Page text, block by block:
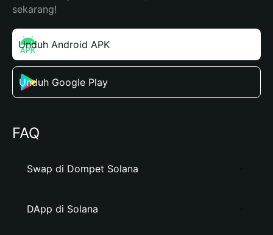
sekarang!
Unduh Android APK
Unduh Google Play
FAQ
Swap di Dompet Solana
DApp di Solana